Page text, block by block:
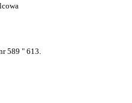
589 " 613.